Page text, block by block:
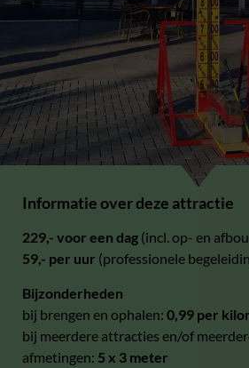
Informatie over deze attractie
229,- voor een dag (incl. op- en
59,- per uur (professionele
Bijzonderheden
bij brengen en ophalen: 0,99 per
bij meerdere attracties en/of
afmetingen: 5 x 3 meter